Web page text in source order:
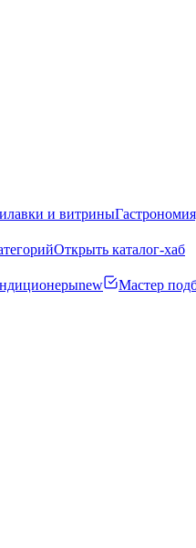
и витрины
Открыть каталог-хаб
new Мастер